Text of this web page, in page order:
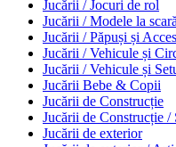
Jucării / Jocuri de rol
Jucării / Modele la scară
Jucării / Păpuși și
Jucării / Vehicule și
Jucării / Vehicule și
Jucării Bebe & Copii
Jucării de Construcție
Jucării de Construcție /
Jucării de exterior